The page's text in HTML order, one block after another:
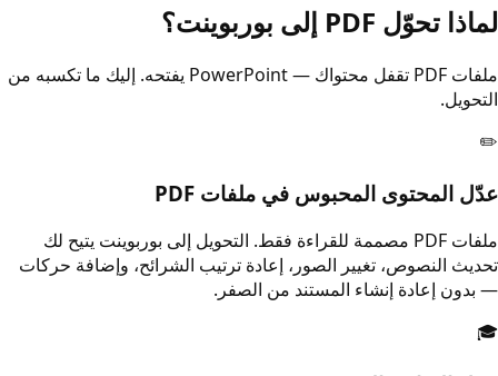
لماذا تحوّل PDF إلى بوربوينت؟
ملفات PDF تقفل محتواك — PowerPoint يفتحه. إليك ما تكسبه من
التحويل.
✏️
عدّل المحتوى المحبوس في ملفات PDF
ملفات PDF مصممة للقراءة فقط. التحويل إلى بوربوينت يتيح لك
تحديث النصوص، تغيير الصور، إعادة ترتيب الشرائح، وإضافة حركات
— بدون إعادة إنشاء المستند من الصفر.
🎓